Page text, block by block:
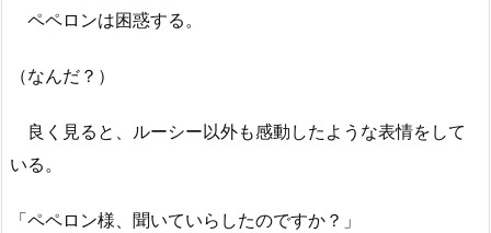
ペペロンは困惑する。
（なんだ？）
良く見ると、ルーシー以外も感動したような表情をして
いる。
「ペペロン様、聞いていらしたのですか？」